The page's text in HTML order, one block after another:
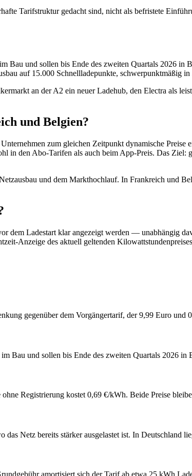
Tarifstruktur gedacht sind, nicht als befristete
Bau und sollen bis Ende des zweiten Quartals 2026 in
auf 15.000 Schnellladepunkte, schwerpunktmäßig in
an der A2 ein neuer Ladehub, den Electra als
und Belgien?
zum gleichen Zeitpunkt dynamische Preise
den Abo-Tarifen als auch beim App-Preis. Das Ziel:
und dem Markthochlauf. In Frankreich und
dem Ladestart klar angezeigt werden — unabhängig
Anzeige des aktuell geltenden
gegenüber dem Vorgängertarif, der 9,99 Euro und
Bau und sollen bis Ende des zweiten Quartals 2026 in
Registrierung kostet 0,69 €/kWh. Beide Preise
Netz bereits stärker ausgelastet ist. In Deutschland